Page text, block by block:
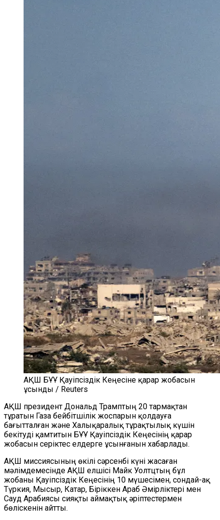
АҚШ БҰҰ Қауіпсіздік Кеңесіне қарар жобасын
ұсынды / Reuters
АҚШ президент Дональд Трамптың 20 тармақтан
тұратын Газа бейбітшілік жоспарын қолдауға
бағытталған және Халықаралық тұрақтылық күшін
бекітуді қамтитын БҰҰ Қауіпсіздік Кеңесінің қарар
жобасын серіктес елдерге ұсынғанын хабарлады.
АҚШ миссиясының өкілі сәрсенбі күні жасаған
мәлімдемесінде АҚШ елшісі Майк Уолтцтың бұл
жобаны Қауіпсіздік Кеңесінің 10 мүшесімен, сондай-ақ
Түркия, Мысыр, Катар, Біріккен Араб Әмірліктері мен
Сауд Арабиясы сияқты аймақтық әріптестермен
бөліскенін айтты.